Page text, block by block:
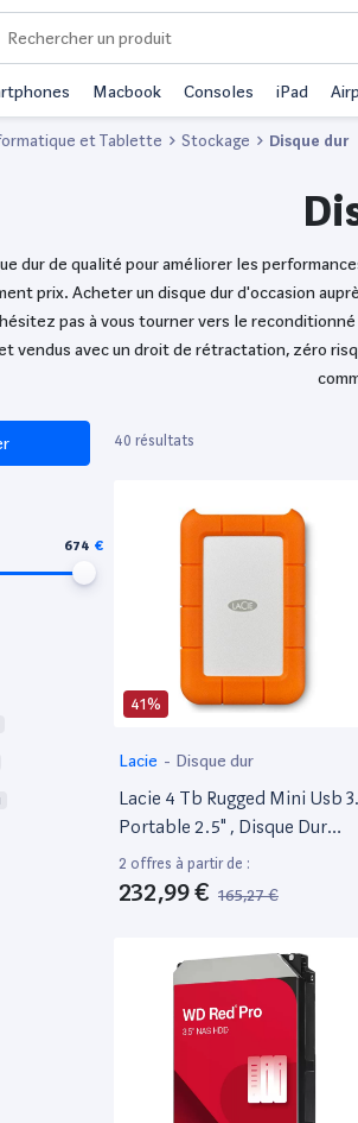
Macbook Consoles iPad
et Tablette Stockage Disque dur
dur de qualité pour améliorer les
prix. Acheter un disque dur d'occasion
pas à vous tourner vers le
vendus avec un droit de rétractation, zéro
674
40 résultats
41%
Lacie - Disque dur
Lacie 4 Tb Rugged Mini Usb
Portable 2.5" , Disque Dur
Externe Pour PC Et Mac,
Résistant Aux Chocs, Chutes Et
À La Pression (Lac9000633)
2 offres à partir de :
232,99 € 165,27 €